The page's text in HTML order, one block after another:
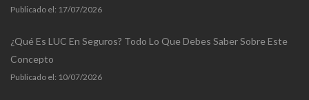
Publicado el: 17/07/2026
¿Qué Es LUC En Seguros? Todo Lo Que Debes Saber Sobre Este
Concepto
Publicado el: 10/07/2026